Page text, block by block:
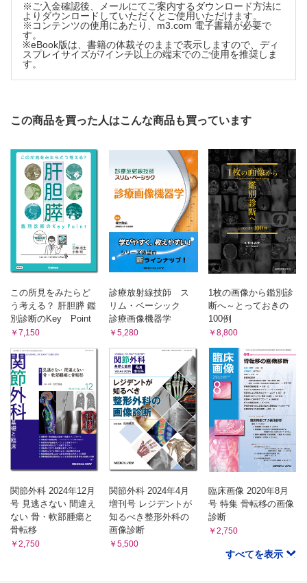
※ご入金確認後、メールにてご案内するダウンロード方法に
よりダウンロードしていただくとご使用いただけます。
※コンテンツの使用にあたり、m3.com 電子書籍が必要で
す。
※eBook版は、書籍の体裁そのままで表示しますので、ディ
スプレイサイズが7インチ以上の端末でのご使用を推奨しま
す。
この商品を買った人はこんな商品も買っています
この所見をみたらど
う考える？ 肝胆膵 鑑
別診断のKey Point
￥7,150
診療放射線技師 ス
リム・ベーシック
診療画像機器学
￥5,280
1枚の画像から鑑別診
断へ～とっておきの
100例
￥8,800
関節外科 2024年12月
号 見逃さない 間違え
ない 骨・軟部腫瘍と
骨転移
￥2,750
関節外科 2024年4月
増刊号 レジデントが
知るべき整形外科の
画像診断
￥5,500
臨床画像 2020年8月
号 特集 骨転移の画像
診断
￥2,750
すべてを表示